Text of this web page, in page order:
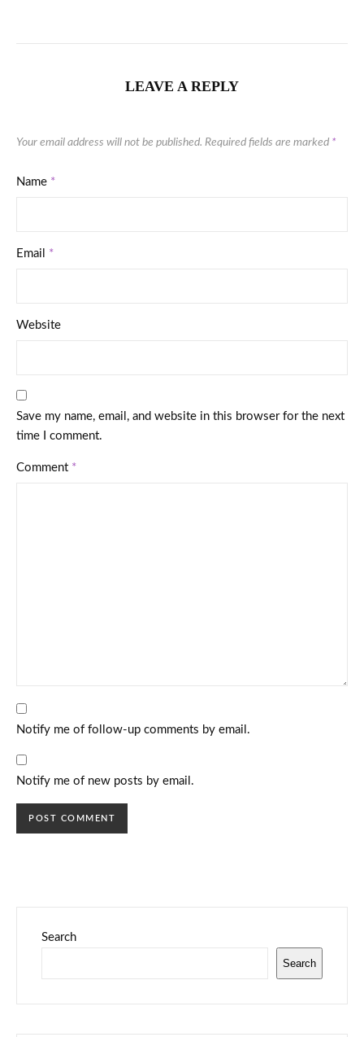
LEAVE A REPLY
Your email address will not be published. Required fields are marked *
Name *
Email *
Website
Save my name, email, and website in this browser for the next
time I comment.
Comment *
Notify me of follow-up comments by email.
Notify me of new posts by email.
Search
Search